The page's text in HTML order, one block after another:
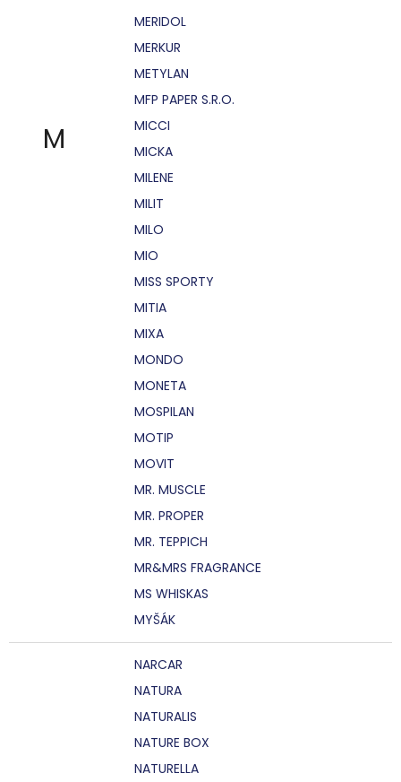
M
MERIDOL
MERKUR
METYLAN
MFP PAPER S.R.O.
MICCI
MICKA
MILENE
MILIT
MILO
MIO
MISS SPORTY
MITIA
MIXA
MONDO
MONETA
MOSPILAN
MOTIP
MOVIT
MR. MUSCLE
MR. PROPER
MR. TEPPICH
MR&MRS FRAGRANCE
MS WHISKAS
MYŠÁK
NARCAR
NATURA
NATURALIS
NATURE BOX
NATURELLA